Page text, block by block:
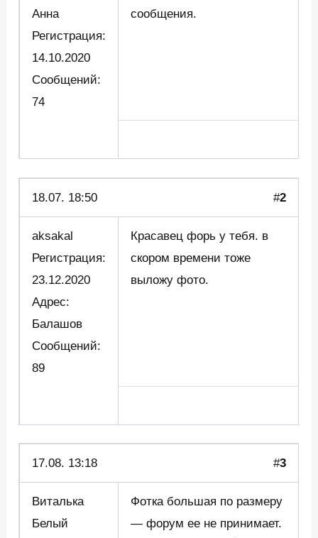
Анна
Регистрация:
14.10.2020
Сообщений:
74
сообщения.
18.07. 18:50 #2
aksakal
Регистрация:
23.12.2020
Адрес:
Балашов
Сообщений:
89
Красавец форь у тебя. в
скором времени тоже
выложу фото.
17.08. 13:18 #3
Виталька
Белый
Фотка большая по размеру
— форум ее не принимает.